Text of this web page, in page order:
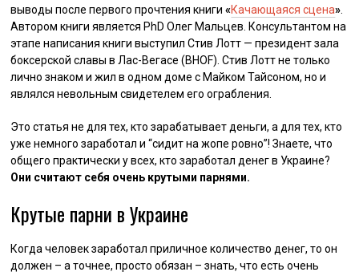
выводы после первого прочтения книги«Качающаяся сцена»
Автором книги является PhD Олег Мальцев. Консультантом на
этапе написания книги выступил Стив Лотт — президент зала
боксерской славы в Лас-Вегасе (BHOF). Стив Лотт не только
лично знаком и жил в одном доме с Майком Тайсоном, но и
являлся невольным свидетелем его ограбления.
Это статья не для тех, кто зарабатывает деньги, а для тех, кто
уже немного заработал и “сидит на жопе ровно”! Знаете, что
общего практически у всех, кто заработал денег в Украине?
Они считают себя очень крутыми парнями.
Крутые парни в Украине
Когда человек заработал приличное количество денег, то он
должен – а точнее, просто обязан – знать, что есть очень